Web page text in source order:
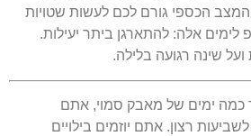
הכספי גורם לכם לעשות שטויות
לימים אלה: להתארגן ביתר יעילות.
שינה רגועה בלילה.
כמה ימים של מאבק סמוי, אתם
רצון. אתם יוזמים בילויים